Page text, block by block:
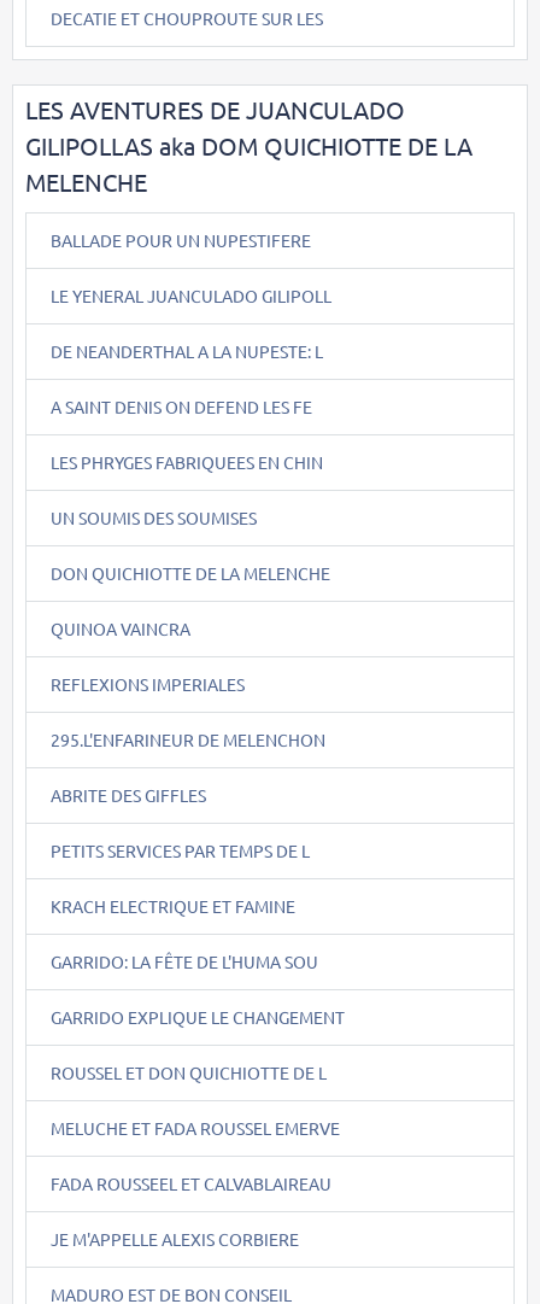
DECATIE ET CHOUPROUTE SUR LES
LES AVENTURES DE JUANCULADO
GILIPOLLAS aka DOM QUICHIOTTE DE LA
MELENCHE
BALLADE POUR UN NUPESTIFERE
LE YENERAL JUANCULADO GILIPOLL
DE NEANDERTHAL A LA NUPESTE: L
A SAINT DENIS ON DEFEND LES FE
LES PHRYGES FABRIQUEES EN CHIN
UN SOUMIS DES SOUMISES
DON QUICHIOTTE DE LA MELENCHE
QUINOA VAINCRA
REFLEXIONS IMPERIALES
295.L'ENFARINEUR DE MELENCHON
ABRITE DES GIFFLES
PETITS SERVICES PAR TEMPS DE L
KRACH ELECTRIQUE ET FAMINE
GARRIDO: LA FÊTE DE L'HUMA SOU
GARRIDO EXPLIQUE LE CHANGEMENT
ROUSSEL ET DON QUICHIOTTE DE L
MELUCHE ET FADA ROUSSEL EMERVE
FADA ROUSSEEL ET CALVABLAIREAU
JE M'APPELLE ALEXIS CORBIERE
MADURO EST DE BON CONSEIL